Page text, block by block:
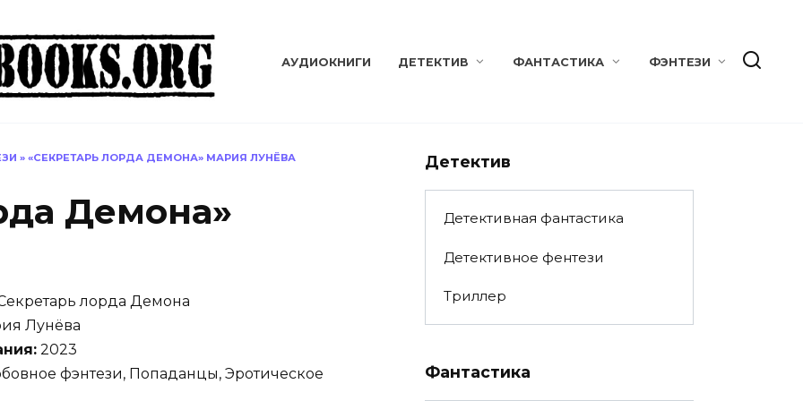
АУДИОКНИГИ ДЕТЕКТИВ ФАНТАСТИКА ФЭНТЕЗИ
» «СЕКРЕТАРЬ ЛОРДА ДЕМОНА» МАРИЯ ЛУНЁВА
Демона»
лорда Демона
Лунёва
2023
фэнтези, Попаданцы, Эротическое
Детектив
Детективная фантастика
Детективное фентези
Триллер
Фантастика